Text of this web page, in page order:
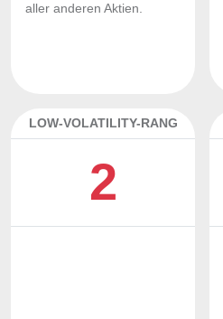
aller anderen Aktien.
LOW-VOLATILITY-RANG
2